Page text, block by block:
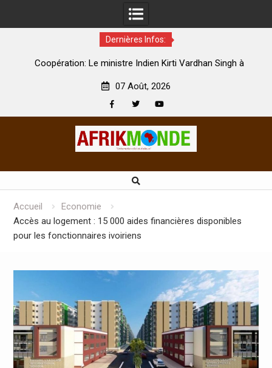
Dernières Infos:
Coopération: Le ministre Indien Kirti Vardhan Singh à
07 Août, 2026
Accueil
Economie
Accès au logement : 15 000 aides financières disponibles
pour les fonctionnaires ivoiriens